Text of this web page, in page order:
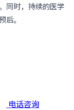
同时，持续的医学
。
电话咨询